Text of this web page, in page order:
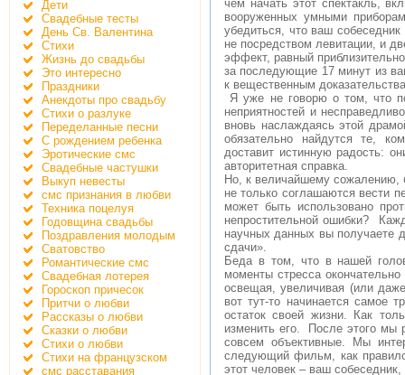
Дети
Свадебные тесты
День Св. Валентина
Стихи
Жизнь до свадьбы
Это интересно
Праздники
Анекдоты про свадьбу
Стихи о разлуке
Переделанные песни
С рождением ребенка
Эротические смс
Свадебные частушки
Выкуп невесты
смс признания в любви
Техника поцелуя
Годовщина свадьбы
Поздравления молодым
Сватовство
Романтические смс
Свадебная лотерея
Гороскоп причесок
Притчи о любви
Рассказы о любви
Сказки о любви
Стихи о любви
Стихи на французском
смс расставания
чем начать этот спектакль,
вооруженных умными
убедиться, что ваш
не посредством левитации, и
эффект, равный
за последующие 17 минут из
к вещественным
Я уже не говорю о том, что
неприятностей и
вновь наслаждаясь этой
обязательно найдутся те,
доставит истинную радость:
авторитетная справка.
Но, к величайшему сожалению,
не только соглашаются вести
может быть использовано
непростительной ошибки?
научных данных вы получаете
сдачи».
Беда в том, что в нашей
моменты стресса
освещая, увеличивая (или
вот тут-то начинается самое
остаток своей жизни. Как
изменить его. После этого мы
совсем объективные. Мы
следующий фильм, как
этот человек – ваш